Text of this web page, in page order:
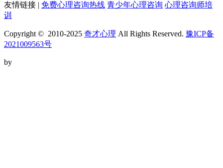
友情链接 | 免费心理咨询热线 青少年心理咨询 心理咨询师培
训
Copyright © 2010-2025 奇才心理 All Rights Reserved. 豫ICP备
2021009563号
by